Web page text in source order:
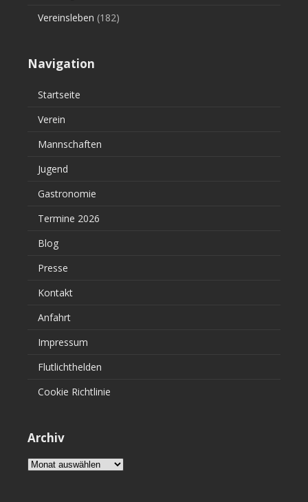
Vereinsleben (182)
Navigation
Startseite
Verein
Mannschaften
Jugend
Gastronomie
Termine 2026
Blog
Presse
Kontakt
Anfahrt
Impressum
Flutlichthelden
Cookie Richtlinie
Archiv
Archiv